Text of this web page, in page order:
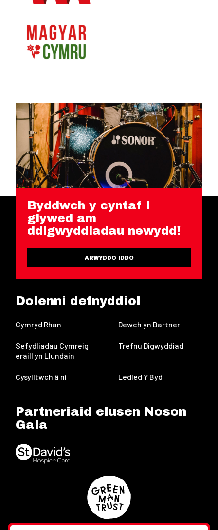
Byddwch y cyntaf i
glywed am
ddigwyddiadau newydd!
ARWYDDO IDDO
Dolenni defnyddiol
Cymryd Rhan Dewch yn Bartner
Sefydliadau Cymreig
eraill yn Llundain
Trefnu Digwyddiad
Cysylltwch â ni Ledled Y Byd
Partneriaid elusen Noson
Gala